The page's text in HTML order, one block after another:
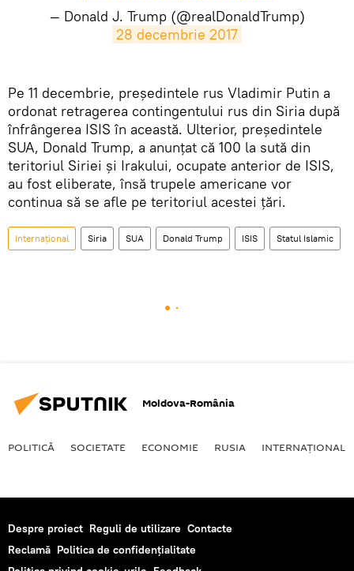
— Donald J. Trump (@realDonaldTrump)
28 decembrie 2017
Pe 11 decembrie, președintele rus Vladimir Putin a
ordonat retragerea contingentului rus din Siria după
înfrângerea ISIS în această. Ulterior, președintele
SUA, Donald Trump, a anunțat că 100 la sută din
teritoriul Siriei și Irakului, ocupate anterior de ISIS,
au fost eliberate, însă trupele americane vor
continua să se afle pe teritoriul acestei țări.
Internaţional Siria SUA Donald Trump ISIS Statul Islamic
Moldova-România
POLITICĂ SOCIETATE ECONOMIE RUSIA INTERNAŢIONAL
Despre proiect Reguli de utilizare Contacte
Reclamă Politica de confidențialitate